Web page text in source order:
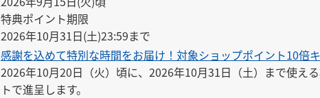
特典ポイント期限
2026年10月31日(土)23:59まで
感謝を込めて特別な時間をお届け！対象ショップポイント10倍
2026年10月20日（火）頃に、2026年10月31日（土）まで使え
トで進呈します。